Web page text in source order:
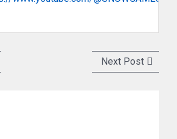
Next PostNext
post: